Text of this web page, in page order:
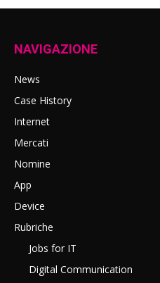
NAVIGAZIONE
News
Case History
Internet
Mercati
Nomine
App
Device
Rubriche
Jobs for IT
Digital Communication